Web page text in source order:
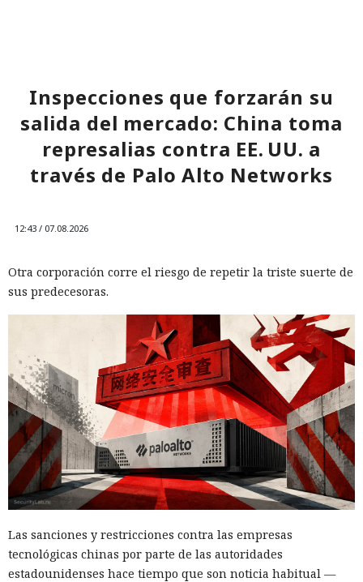
Inspecciones que forzarán su
salida del mercado: China toma
represalias contra EE. UU. a
través de Palo Alto Networks
12:43 / 07.08.2026
Otra corporación corre el riesgo de repetir la triste suerte de
sus predecesoras.
Las sanciones y restricciones contra las empresas
tecnológicas chinas por parte de las autoridades
estadounidenses hace tiempo que son noticia habitual —